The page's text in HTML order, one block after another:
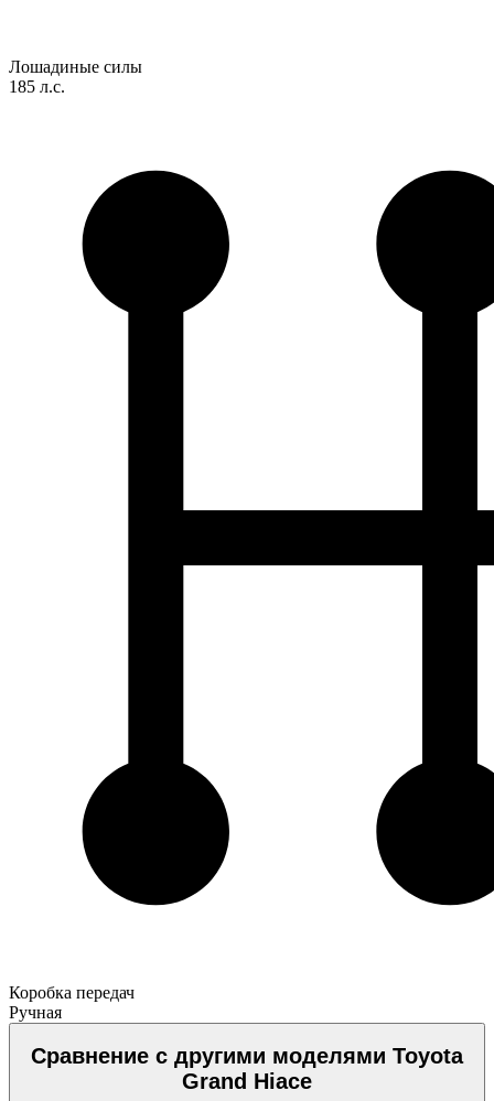
Лошадиные силы
185 л.с.
Коробка передач
Ручная
Сравнение с другими моделями Toyota
Grand Hiace